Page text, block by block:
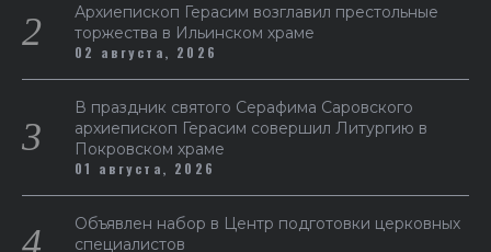
Архиепископ Герасим возглавил престольные
торжества в Ильинском храме
02 августа, 2026
В праздник святого Серафима Саровского
архиепископ Герасим совершил Литургию в
Покровском храме
01 августа, 2026
Объявлен набор в Центр подготовки церковных
специалистов